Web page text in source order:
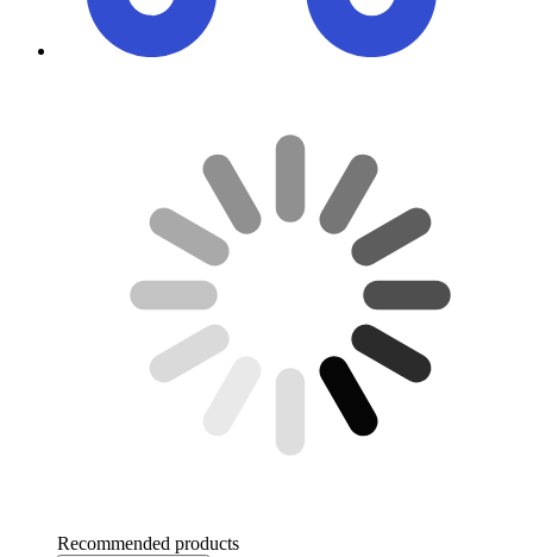
Recommended products